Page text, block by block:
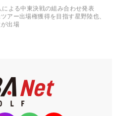
による中東決戦の組み合わせ発表
アー出場権獲得を目指す星野陸也、
出場